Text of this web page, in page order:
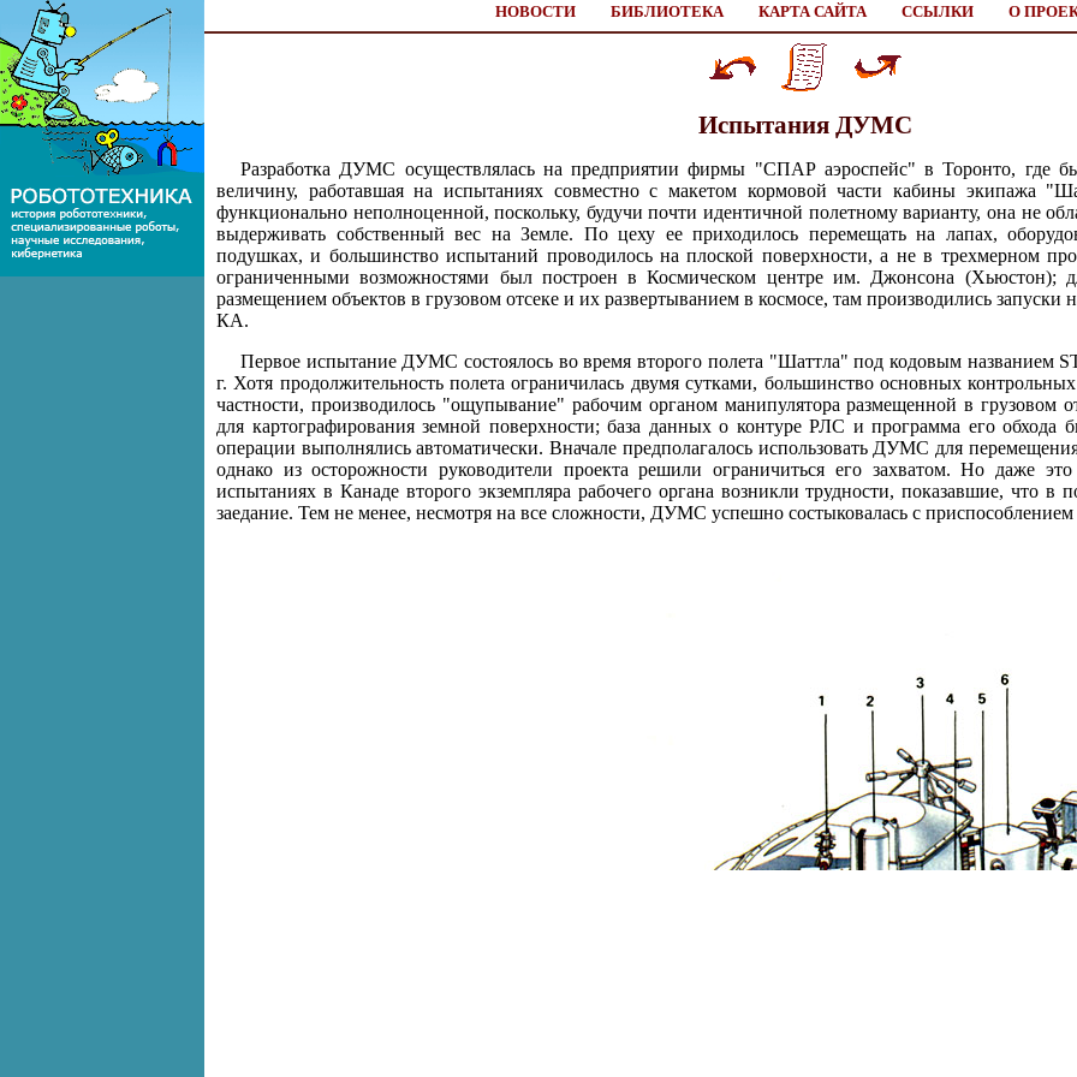
НОВОСТИ БИБЛИОТЕКА КАРТА САЙТА ССЫЛКИ О
Испытания ДУМС
Разработка ДУМС осуществлялась на предприятии фирмы "СПАР аэроспейс" в Торонто, где
величину, работавшая на испытаниях совместно с макетом кормовой части кабины экипажа
функционально неполноценной, поскольку, будучи почти идентичной полетному варианту, она не
выдерживать собственный вес на Земле. По цеху ее приходилось перемещать на лапах,
подушках, и большинство испытаний проводилось на плоской поверхности, а не в трехмерном
ограниченными возможностями был построен в Космическом центре им. Джонсона (Хьюстон);
размещением объектов в грузовом отсеке и их развертыванием в космосе, там производились
КА.
Первое испытание ДУМС состоялось во время второго полета "Шаттла" под кодовым названием
г. Хотя продолжительность полета ограничилась двумя сутками, большинство основных
частности, производилось "ощупывание" рабочим органом манипулятора размещенной в грузовом
для картографирования земной поверхности; база данных о контуре РЛС и программа его
операции выполнялись автоматически. Вначале предполагалось использовать ДУМС для перемещения
однако из осторожности руководители проекта решили ограничиться его захватом. Но даже
испытаниях в Канаде второго экземпляра рабочего органа возникли трудности, показавшие, что в
заедание. Тем не менее, несмотря на все сложности, ДУМС успешно состыковалась с приспособлением